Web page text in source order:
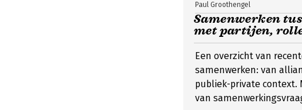
Samenwerken
met partijen,
Paul Groothengel
Een overzicht van
samenwerken: van
publiek-private context.
van